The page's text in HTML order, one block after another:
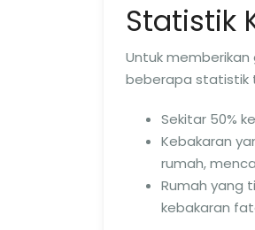
Statistik
Untuk
beberapa statistik
Sekitar 50%
Kebakaran
rumah,
Rumah yang
kebakaran